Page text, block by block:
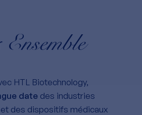
Ensemble
HTL Biotechnology,
date des industries
des dispositifs médicaux